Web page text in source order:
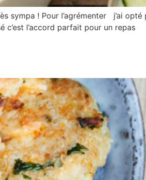
sympa ! Pour l’agrémenter j’ai opté
l’accord parfait pour un repas